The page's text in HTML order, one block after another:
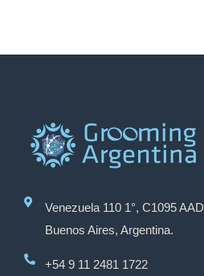
Venezuela 110 1°, C1095 AAD
Buenos Aires, Argentina.
+54 9 11 2481 1722